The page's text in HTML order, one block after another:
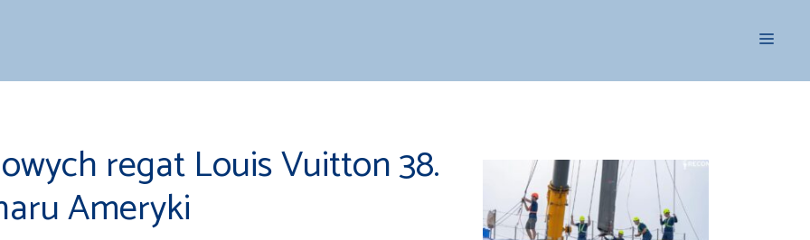
Menu
regat Louis Vuitton 38.
Ameryki